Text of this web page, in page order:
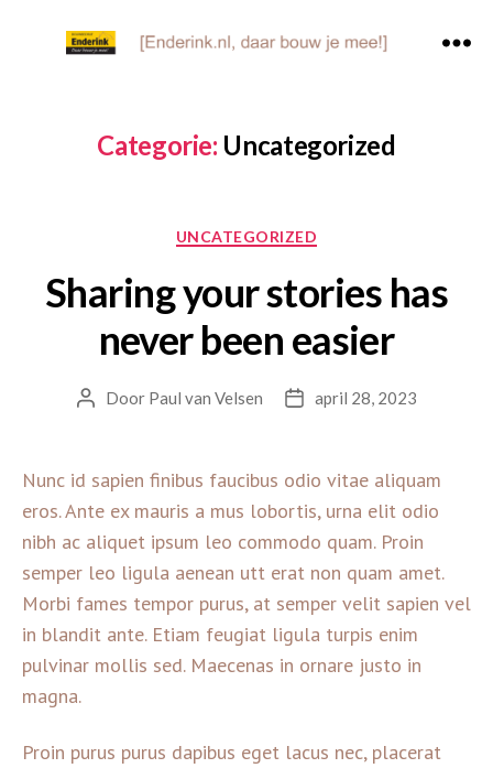
mee!]
Categorie: Uncategorized
Categorieën
UNCATEGORIZED
Sharing your stories has
never been easier
Berichtauteur
Door Paul van Velsen Berichtdatum
april 28, 2023
Nunc id sapien finibus faucibus odio vitae aliquam
eros. Ante ex mauris a mus lobortis, urna elit odio
nibh ac aliquet ipsum leo commodo quam. Proin
semper leo ligula aenean utt erat non quam amet.
Morbi fames tempor purus, at semper velit sapien vel
in blandit ante. Etiam feugiat ligula turpis enim
pulvinar mollis sed. Maecenas in ornare justo in
magna.
Proin purus purus dapibus eget lacus nec, placerat